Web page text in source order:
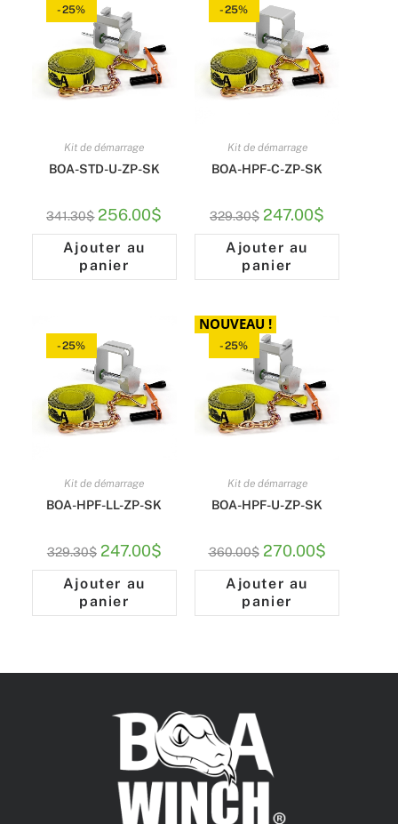
-25%
Kit de démarrage
BOA-STD-U-ZP-SK
341.30$ 256.00$
Ajouter au
panier
-25%
Kit de démarrage
BOA-HPF-C-ZP-SK
329.30$ 247.00$
Ajouter au
panier
-25%
Kit de démarrage
BOA-HPF-LL-ZP-SK
329.30$ 247.00$
Ajouter au
panier
NOUVEAU !
-25%
Kit de démarrage
BOA-HPF-U-ZP-SK
360.00$ 270.00$
Ajouter au
panier